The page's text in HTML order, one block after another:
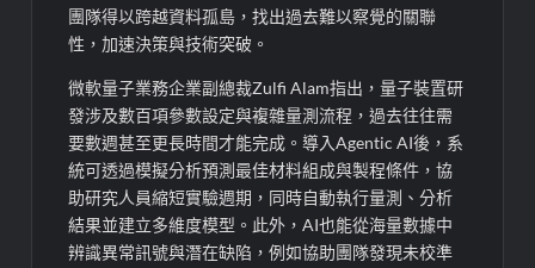
團隊得以跨越資料孤島，找出過去難以察覺的關聯
性，加速決策與技術突破。
微軟量子業務企業副總裁Zulfi Alam指出，量子裝置研
發涉及數百項參數設定與複雜量測流程，過去往往需
要數週甚至更長時間才能完成。導入Agentic AI後，系
統可透過模擬分析預測最佳材料組成與製程條件，協
助研究人員縮短實驗週期，同時自動執行量測、分析
結果並建立多維度模型。此外，AI也能從海量數據中
辨識異常訊號與潛在缺陷，例如協助團隊發現未校準